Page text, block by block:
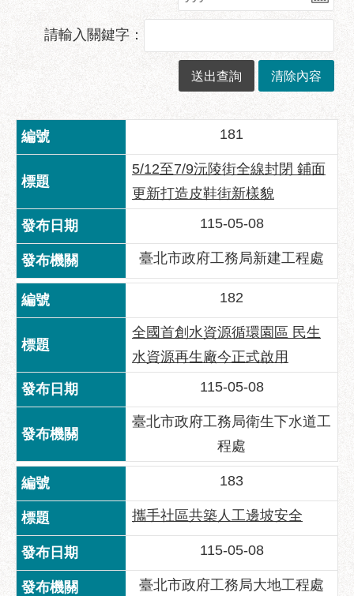
訊
政
府
訊
公
開
優
良
事
蹟
影
音
專
別
主
化
性
騷
擾
防
治
廉
政
請輸入關鍵字：
181
5/12至7/9沅陵街全線封閉 鋪面
更新打造皮鞋街新樣貌
115-05-08
臺北市政府工務局新建工程處
182
全國首創水資源循環園區 民生
水資源再生廠今正式啟用
115-05-08
臺北市政府工務局衛生下水道工
程處
183
攜手社區共築人工邊坡安全
115-05-08
臺北市政府工務局大地工程處